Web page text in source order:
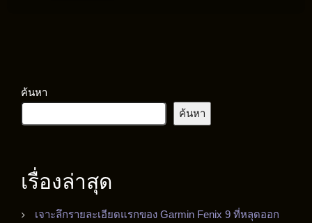
ค้นหา
ค้นหา
เรื่องล่าสุด
เจาะลึกรายละเอียดแรกของ Garmin Fenix 9 ที่หลุดออก